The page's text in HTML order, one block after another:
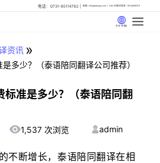
电话：0731-85114762 邮箱: info@artlangs.com 24小时翻译管家: 18142666316
中文 (中国)
资讯 »
多少？（泰语陪同翻译公司推荐）
标准是多少？（泰语陪同翻
1,537 次浏览 admin
断增长，泰语陪同翻译在相